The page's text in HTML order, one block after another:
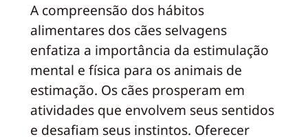
A compreensão dos hábitos
alimentares dos cães selvagens
enfatiza a importância da estimulação
mental e física para os animais de
estimação. Os cães prosperam em
atividades que envolvem seus sentidos
e desafiam seus instintos. Oferecer